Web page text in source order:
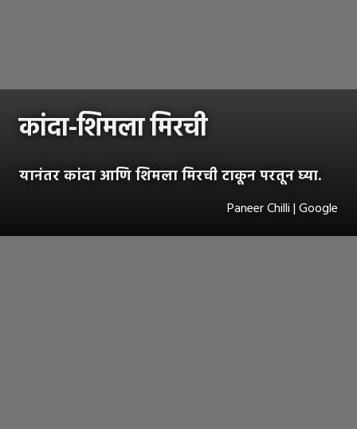
कांदा-शिमला मिरची
यानंतर कांदा आणि शिमला मिरची टाकून परतून घ्या.
Paneer Chilli | Google